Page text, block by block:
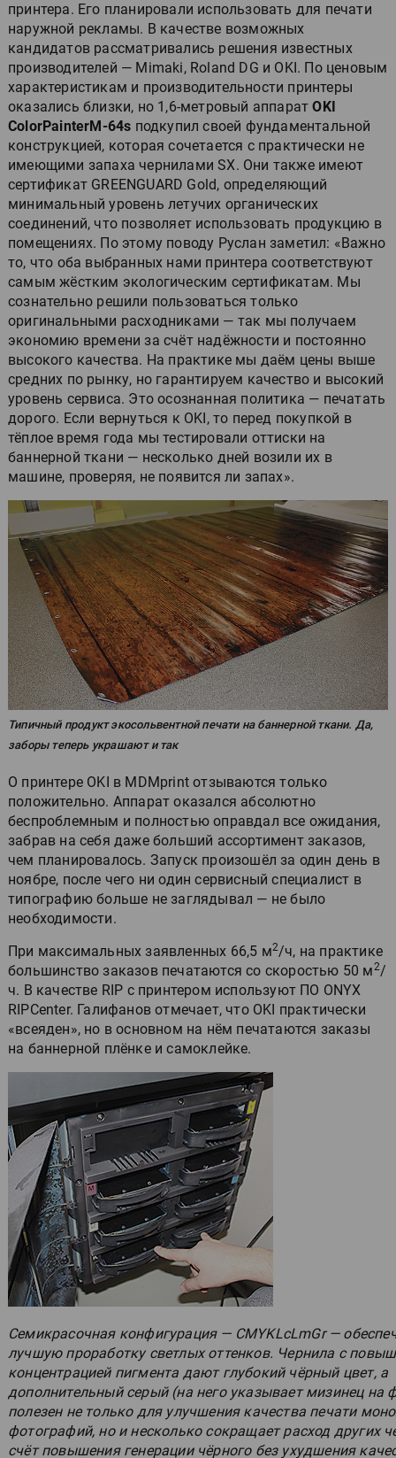
принтера. Его планировали использовать для печати
наружной рекламы. В качестве возможных
кандидатов рассматривались решения известных
производителей — Mimaki, Roland DG и OKI. По ценовым
характеристикам и производительности принтеры
оказались близки, но 1,6-метровый аппаратOKI
ColorPainterM-64s подкупил своей фундаментальной
конструкцией, которая сочетается с практически не
имеющими запаха чернилами SX. Они также имеют
сертификат GREENGUARD Gold, определяющий
минимальный уровень летучих органических
соединений, что позволяет использовать продукцию в
помещениях. По этому поводу Руслан заметил: «Важно
то, что оба выбранных нами принтера соответствуют
самым жёстким экологическим сертификатам. Мы
сознательно решили пользоваться только
оригинальными расходниками — так мы получаем
экономию времени за счёт надёжности и постоянно
высокого качества. На практике мы даём цены выше
средних по рынку, но гарантируем качество и высокий
уровень сервиса. Это осознанная политика — печатать
дорого. Если вернуться к OKI, то перед покупкой в
тёплое время года мы тестировали оттиски на
баннерной ткани — несколько дней возили их в
машине, проверяя, не появится ли запах».
Типичный продукт экосольвентной печати на баннерной ткани. Да,
заборы теперь украшают и так
О принтере OKI в MDMprint отзываются только
положительно. Аппарат оказался абсолютно
беспроблемным и полностью оправдал все ожидания,
забрав на себя даже больший ассортимент заказов,
чем планировалось. Запуск произошёл за один день в
ноябре, после чего ни один сервисный специалист в
типографию больше не заглядывал — не было
необходимости.
При максимальных заявленных 66,5 м2/ч, на практике
большинство заказов печатаются со скоростью 50 м2/
ч. В качестве RIP с принтером используют ПО ONYX
RIPCenter. Галифанов отмечает, что OKI практически
«всеяден», но в основном на нём печатаются заказы
на баннерной плёнке и самоклейке.
Семикрасочная конфигурация — CMYKLcLmGr —
лучшую проработку светлых оттенков. Чернила с
концентрацией пигмента дают глубокий чёрный цвет, а
дополнительный серый (на него указывает мизинец на
полезен не только для улучшения качества печати
фотографий, но и несколько сокращает расход других
счёт повышения генерации чёрного без ухудшения